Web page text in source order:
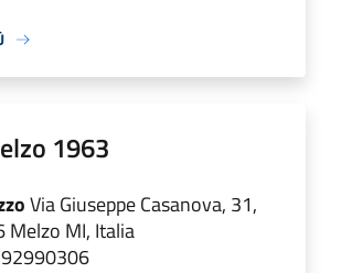
1963
Via Giuseppe Casanova, 31,
Melzo MI, Italia